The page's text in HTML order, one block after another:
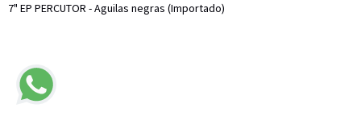
7" EP PERCUTOR - Aguilas negras (Importado)